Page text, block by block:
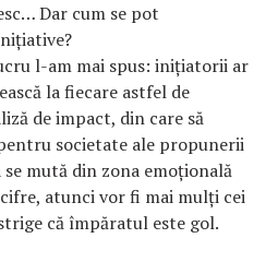
Dar cum se pot
l-am mai spus: inițiatorii ar
la fiecare astfel de
de impact, din care să
societate ale propunerii
se mută din zona emoțională
atunci vor fi mai mulți cei
că împăratul este gol.